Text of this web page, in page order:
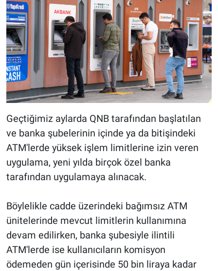
Geçtiğimiz aylarda QNB tarafından başlatılan
ve banka şubelerinin içinde ya da bitişindeki
ATM'lerde yüksek işlem limitlerine izin veren
uygulama, yeni yılda birçok özel banka
tarafından uygulamaya alınacak.
Böylelikle cadde üzerindeki bağımsız ATM
ünitelerinde mevcut limitlerin kullanımına
devam edilirken, banka şubesiyle ilintili
ATM'lerde ise kullanıcıların komisyon
ödemeden gün içerisinde 50 bin liraya kadar